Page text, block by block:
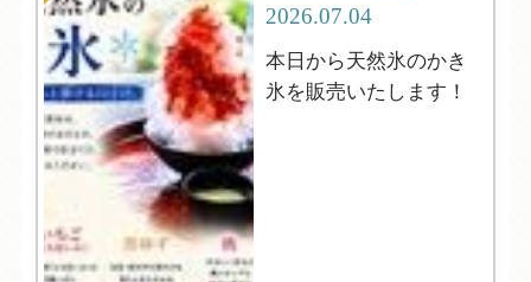
2026.07.04
本日から天然氷のかき
氷を販売いたします！